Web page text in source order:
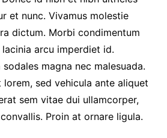
et nunc. Vivamus molestie
dictum. Morbi condimentum
arcu imperdiet id.
magna nec malesuada.
lorem, sed vehicula ante aliquet
sem vitae dui ullamcorper,
Proin at ornare ligula.